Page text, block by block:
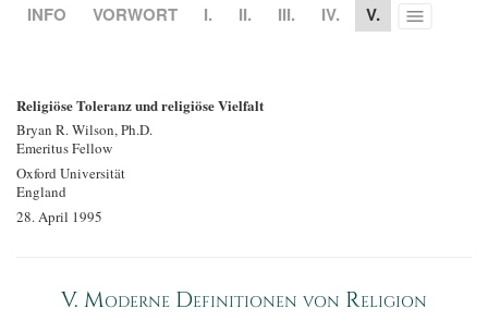
INFO VORWORT I. II. III. IV. V. Toggle
Religiöse Toleranz und religiöse Vielfalt
Bryan R. Wilson, Ph.D.
Emeritus Fellow
Oxford Universität
England
28. April 1995
V. Moderne Definitionen von Religion